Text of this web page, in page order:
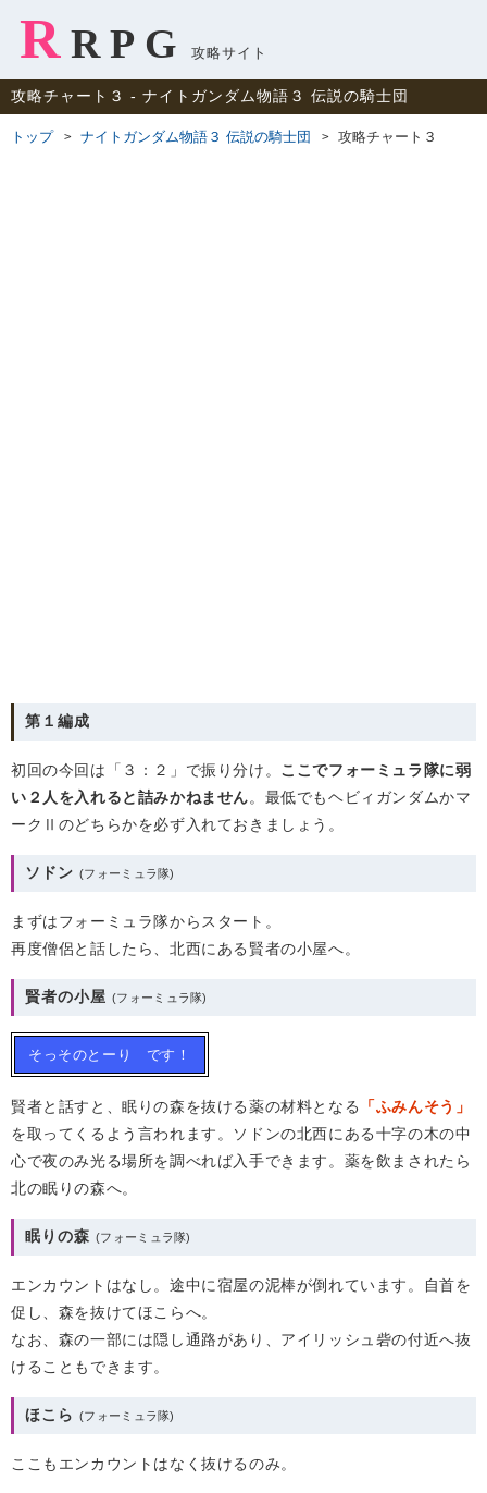
R RPG 攻略サイト
攻略チャート３ ‐ ナイトガンダム物語３ 伝説の騎士団
トップ ナイトガンダム物語３ 伝説の騎士団 攻略チャート３
第１編成
初回の今回は「３：２」で振り分け。 ここでフォーミュラ隊に弱
い２人を入れると詰みかねません。最低でもヘビィガンダムかマ
ークⅡのどちらかを必ず入れておきましょう。
ソドン
まずはフォーミュラ隊からスタート。
再度僧侶と話したら、北西にある賢者の小屋へ。
賢者の小屋
そっそのとーり です！
賢者と話すと、眠りの森を抜ける薬の材料となる
「ふみんそう」
を取ってくるよう言われます。ソドンの北西にある十字の木の中
心で夜のみ光る場所を調べれば入手できます。薬を飲まされたら
北の眠りの森へ。
眠りの森
エンカウントはなし。途中に宿屋の泥棒が倒れています。自首を
促し、森を抜けてほこらへ。
なお、森の一部には隠し通路があり、アイリッシュ砦の付近へ抜
けることもできます。
ほこら
ここもエンカウントはなく抜けるのみ。